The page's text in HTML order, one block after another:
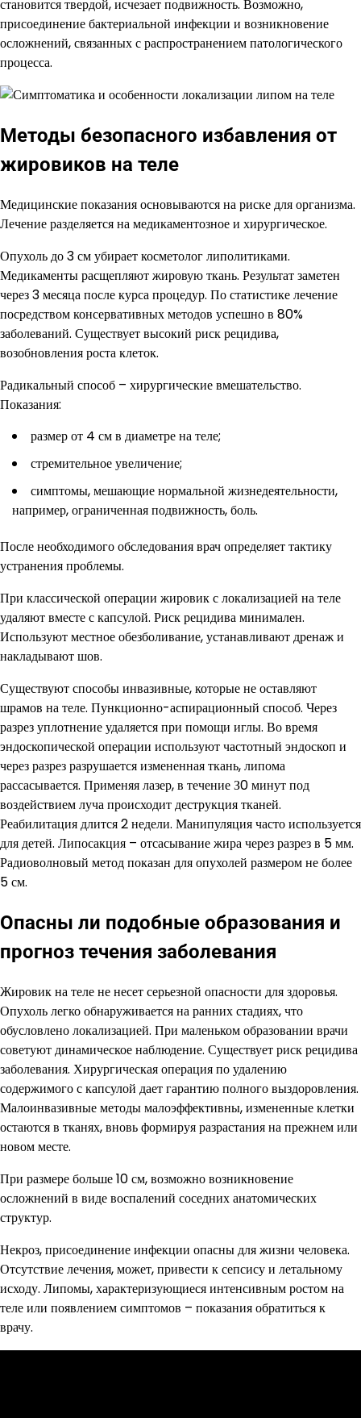
становится твердой, исчезает подвижность. Возможно,
присоединение бактериальной инфекции и возникновение
осложнений, связанных с распространением патологического
процесса.
Методы безопасного избавления от
жировиков на теле
Медицинские показания основываются на риске для организма.
Лечение разделяется на медикаментозное и хирургическое.
Опухоль до 3 см убирает косметолог липолитиками.
Медикаменты расщепляют жировую ткань. Результат заметен
через 3 месяца после курса процедур. По статистике лечение
посредством консервативных методов успешно в 80%
заболеваний. Существует высокий риск рецидива,
возобновления роста клеток.
Радикальный способ – хирургические вмешательство.
Показания:
размер от 4 см в диаметре на теле;
стремительное увеличение;
симптомы, мешающие нормальной жизнедеятельности,
например, ограниченная подвижность, боль.
После необходимого обследования врач определяет тактику
устранения проблемы.
При классической операции жировик с локализацией на теле
удаляют вместе с капсулой. Риск рецидива минимален.
Используют местное обезболивание, устанавливают дренаж и
накладывают шов.
Существуют способы инвазивные, которые не оставляют
шрамов на теле. Пункционно-аспирационный способ. Через
разрез уплотнение удаляется при помощи иглы. Во время
эндоскопической операции используют частотный эндоскоп и
через разрез разрушается измененная ткань, липома
рассасывается. Применяя лазер, в течение З0 минут под
воздействием луча происходит деструкция тканей.
Реабилитация длится 2 недели. Манипуляция часто используется
для детей. Липосакция – отсасывание жира через разрез в 5 мм.
Радиоволновый метод показан для опухолей размером не более
5 см.
Опасны ли подобные образования и
прогноз течения заболевания
Жировик на теле не несет серьезной опасности для здоровья.
Опухоль легко обнаруживается на ранних стадиях, что
обусловлено локализацией. При маленьком образовании врачи
советуют динамическое наблюдение. Существует риск рецидива
заболевания. Хирургическая операция по удалению
содержимого с капсулой дает гарантию полного выздоровления.
Малоинвазивные методы малоэффективны, измененные клетки
остаются в тканях, вновь формируя разрастания на прежнем или
новом месте.
При размере больше 10 см, возможно возникновение
осложнений в виде воспалений соседних анатомических
структур.
Некроз, присоединение инфекции опасны для жизни человека.
Отсутствие лечения, может, привести к сепсису и летальному
исходу. Липомы, характеризующиеся интенсивным ростом на
теле или появлением симптомов – показания обратиться к
врачу.